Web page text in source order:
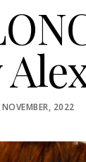
2022